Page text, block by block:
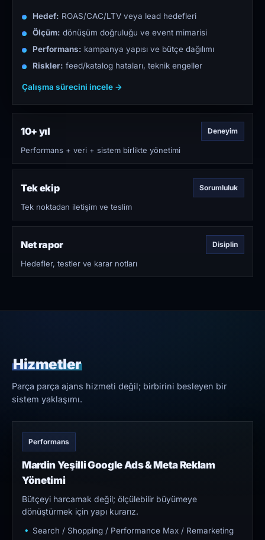
Hedef: ROAS/CAC/LTV veya lead hedefleri
Ölçüm: dönüşüm doğruluğu ve event mimarisi
Performans: kampanya yapısı ve bütçe dağılımı
Riskler: feed/katalog hataları, teknik engeller
Çalışma sürecini incele →
10+ yıl Deneyim
Performans + veri + sistem birlikte yönetimi
Tek ekip Sorumluluk
Tek noktadan iletişim ve teslim
Net rapor Disiplin
Hedefler, testler ve karar notları
Hizmetler
Parça parça ajans hizmeti değil; birbirini besleyen bir
sistem yaklaşımı.
Performans
Mardin Yeşilli Google Ads & Meta Reklam
Yönetimi
Bütçeyi harcamak değil; ölçülebilir büyümeye
dönüştürmek için yapı kurarız.
Search / Shopping / Performance Max / Remarketing